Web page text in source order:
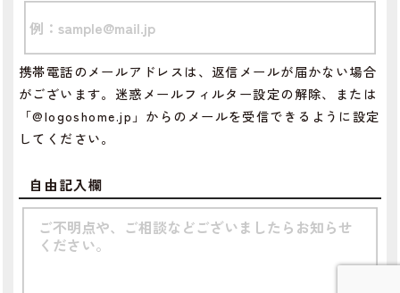
携帯電話のメールアドレスは、返信メールが届かない場合
がございます。迷惑メールフィルター設定の解除、または
「@logoshome.jp」からのメールを受信できるように設定
してください。
自由記入欄